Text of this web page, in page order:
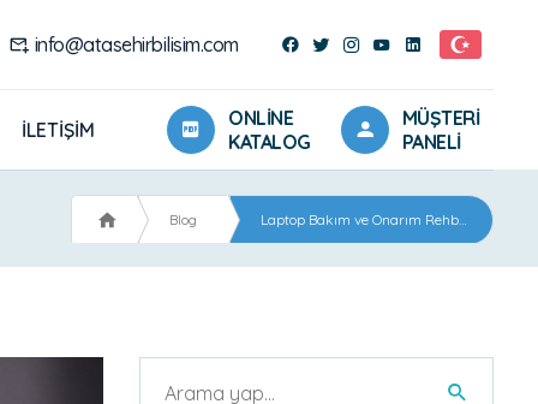
info@atasehirbilisim.com
İLETIŞIM
MÜŞTERI
PANELI
ONLINE
KATALOG
Blog